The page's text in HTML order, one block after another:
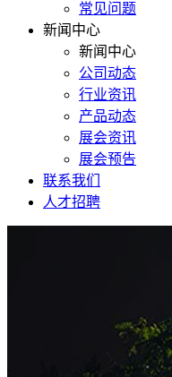
常见问题
新闻中心
新闻中心
公司动态
行业资讯
产品动态
展会资讯
展会预告
联系我们
人才招聘